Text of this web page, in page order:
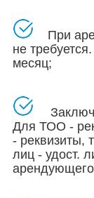
При
не
месяц;
Для ТОО -
- реквизиты,
лиц - удост.